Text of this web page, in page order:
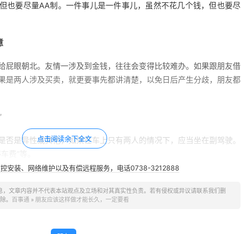
也要尽量AA制。一件事儿是一件事儿，虽然不花几个钱，但也要尽
屁眼朝北。友情一涉及到金钱，往往会变得比较难办。如果跟朋友借
是两人涉及买卖，就更要事先都讲清楚，以免日后产生分歧，朋友都
否是异性或其他，如果在车上只有两人的情况下，应当坐在副驾驶。
，你的朋友不开口，永远别多嘴。
点击阅读余下全文
安装、网络维护以及有偿远程服务，电话0738-3212888
文章内容并不代表本站观点及立场和对其真实性负责。若有侵权或异议请联系我们删
除。 百事通 » 朋友应该这样做才能长久，一定要看